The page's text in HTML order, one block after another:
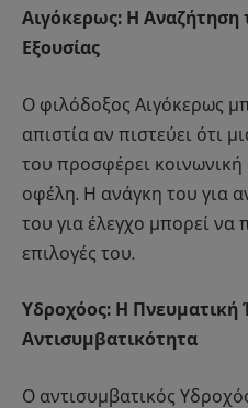
Αιγόκερως: Η Αναζήτηση
Εξουσίας
Ο φιλόδοξος Αιγόκερως
απιστία αν πιστεύει ότι
του προσφέρει κοινωνική
οφέλη. Η ανάγκη του για
του για έλεγχο μπορεί να
επιλογές του.
Υδροχόος: Η Πνευματική
Αντισυμβατικότητα
Ο αντισυμβατικός